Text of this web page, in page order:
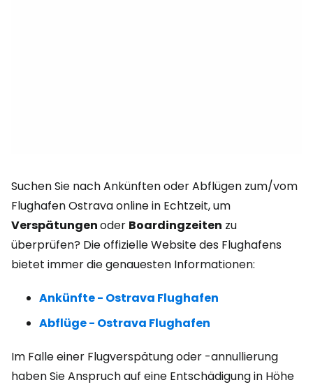
Suchen Sie nach Ankünften oder Abflügen zum/vom
Flughafen Ostrava online in Echtzeit, um
Verspätungenoder Boardingzeiten zu
überprüfen? Die offizielle Website des Flughafens
bietet immer die genauesten Informationen:
Ankünfte - Ostrava Flughafen
Abflüge - Ostrava Flughafen
Im Falle einer Flugverspätung oder -annullierung
haben Sie Anspruch auf eine Entschädigung in Höhe